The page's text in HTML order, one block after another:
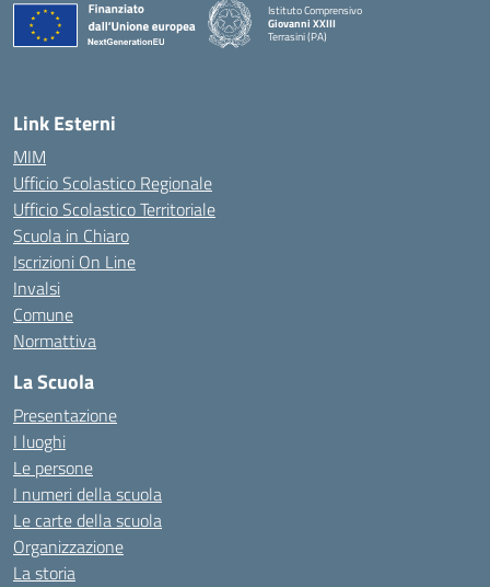
Istituto Comprensivo
Giovanni XXIII
Terrasini (PA)
Link Esterni
MIM
Ufficio Scolastico Regionale
Ufficio Scolastico Territoriale
Scuola in Chiaro
Iscrizioni On Line
Invalsi
Comune
Normattiva
La Scuola
Presentazione
I luoghi
Le persone
I numeri della scuola
Le carte della scuola
Organizzazione
La storia